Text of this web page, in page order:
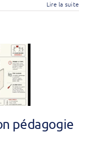
Lire la suite
pédagogie